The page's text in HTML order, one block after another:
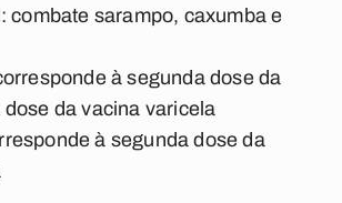
combate sarampo, caxumba e
à segunda dose da
da vacina varicela
à segunda dose da